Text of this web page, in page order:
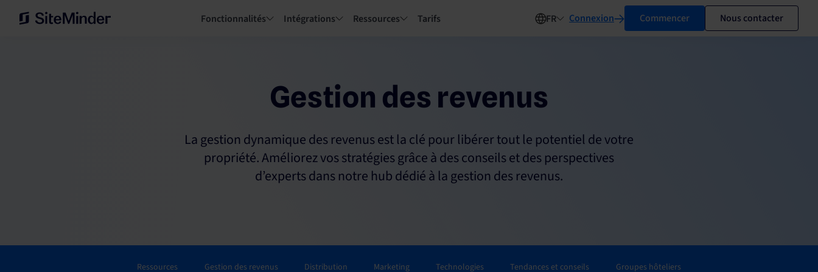
Fonctionnalités Intégrations Ressources Tarifs FR Connexion Commencer Nous contacter
Gestion des revenus
La gestion dynamique des revenus est la clé pour libérer tout le potentiel de votre
propriété. Améliorez vos stratégies grâce à des conseils et des perspectives
d’experts dans notre hub dédié à la gestion des revenus.
Ressources Gestion des revenus Distribution Marketing Technologies Tendances et conseils Groupes hôteliers